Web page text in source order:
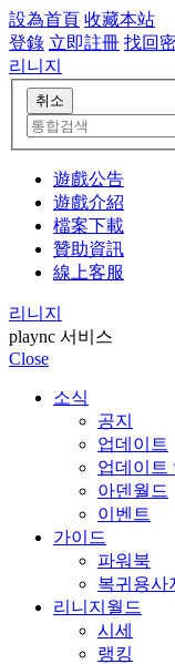
設為首頁 收藏本站
登錄 立即註冊 找回
리니지
遊戲公告
遊戲介紹
檔案下載
贊助資訊
線上客服
리니지
plaync 서비스
Close
소식
공지
업데이트
업데이트
아덴월드
이벤트
가이드
파워북
복귀용사
리니지월드
시세
랭킹